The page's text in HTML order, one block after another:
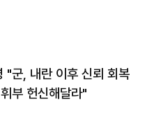
"군, 내란 이후 신뢰 회복
부 헌신해달라"